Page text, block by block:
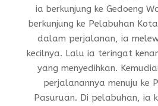
ia berkunjung ke Gedoeng
berkunjung ke Pelabuhan
dalam perjalanan, ia
kecilnya. Lalu ia teringat
yang menyedihkan.
perjalanannya menuju ke
Pasuruan. Di pelabuhan, ia